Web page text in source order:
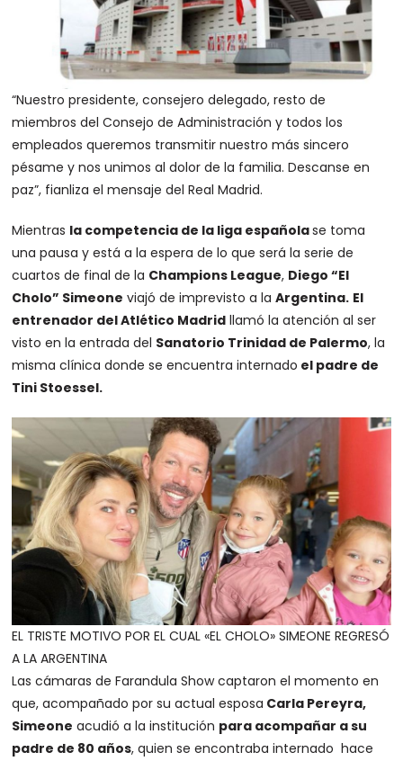
“Nuestro presidente, consejero delegado, resto de
miembros del Consejo de Administración y todos los
empleados queremos transmitir nuestro más sincero
pésame y nos unimos al dolor de la familia. Descanse en
paz”, fianliza el mensaje del Real Madrid.
Mientras la competencia de la liga españolase toma
una pausa y está a la espera de lo que será la serie de
cuartos de final de la Champions League, Diego “El
Cholo” Simeone viajó de imprevisto a laArgentina. El
entrenador del Atlético Madrid llamó la atención al ser
visto en la entrada del Sanatorio Trinidad de Palermo, la
misma clínica donde se encuentra internado el padre de
Tini Stoessel.
EL TRISTE MOTIVO POR EL CUAL «EL CHOLO» SIMEONE REGRESÓ
A LA ARGENTINA
Las cámaras de Farandula Show captaron el momento en
que, acompañado por su actual esposa Carla Pereyra,
Simeone acudió a la institución para acompañar a su
padre de 80 años, quien se encontraba internado hace